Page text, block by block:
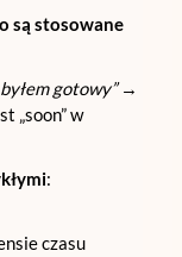
są stosowane
gotowy”→
„soon” w
:
czasu